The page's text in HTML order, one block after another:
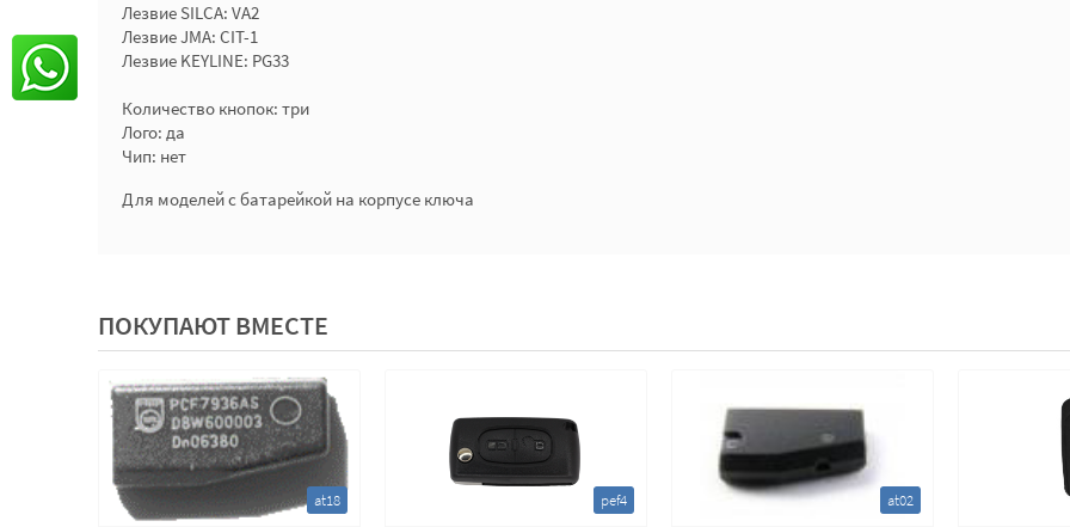
Лезвие SILCA: VA2
Лезвие JMA: CIT-1
Лезвие KEYLINE: PG33
Количество кнопок: три
Лого: да
Чип: нет
Для моделей с батарейкой на корпусе ключа
ПОКУПАЮТ ВМЕСТЕ
at18 pef4 at02